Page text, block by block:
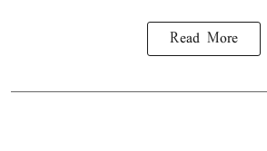
Read More